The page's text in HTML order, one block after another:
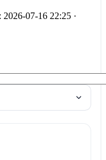
2026-07-16 22:25 ·